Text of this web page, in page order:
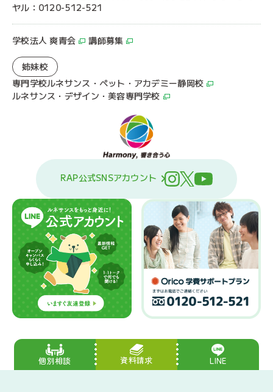
ヤル：0120-512-521
学校法人 爽青会 講師募集
姉妹校
専門学校ルネサンス・ペット・アカデミー静岡校
ルネサンス・デザイン・美容専門学校
RAP公式SNSアカウント
個別相談 資料請求 LINE